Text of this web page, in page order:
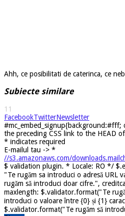
Ahh, ce posibilitati de caterinca, ce
Subiecte similare
11
FacebookTwitterNewsletter
the preceding CSS link to the HEAD
* indicates required
E-mailul tau -> *
//s3.amazonaws.com/
$ validation plugin. * Locale: RO */
"Te rugăm sa introduci o adresă URL
rugăm să introduci doar cifre.",
maxlength: $.validator.format("Te
introduci o valoare între {0} și {1}
$.validator.format("Te rugăm să